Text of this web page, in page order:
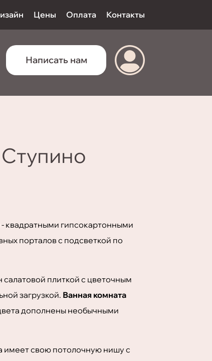
Цены Оплата Контакты
Написать нам
квадратными гипсокартонными
порталов с подсветкой по
плиткой с цветочным
загрузкой. Ванная комната
дополнены необычными
имеет свою потолочную нишу с